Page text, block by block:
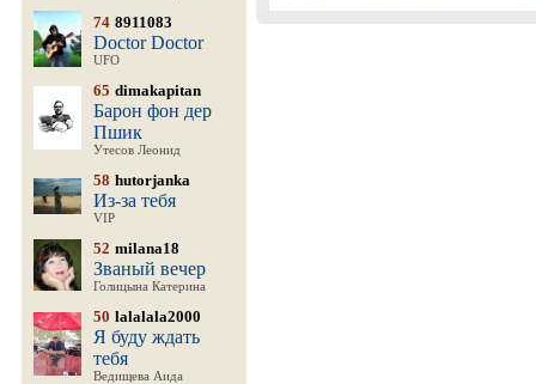
74 8911083
Doctor Doctor
UFO
65 dimakapitan
Барон фон дер
Пшик
Утесов Леонид
58 hutorjanka
Из-за тебя
VIP
52 milana18
Званый вечер
Голицына Катерина
50 lalalala2000
Я буду ждать
тебя
Ведищева Аида